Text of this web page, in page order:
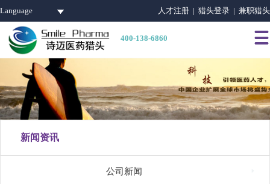
Language 人才注册 | 猎头登录 | 兼职猎头
400-138-6860 
新闻资讯
公司新闻